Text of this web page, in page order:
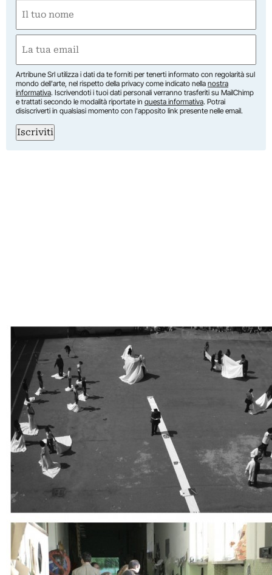
(Obbligatorio)
Nome
(Obbligatorio)
Artribune Srl utilizza i dati da te forniti per tenerti informato con regolarità sul
mondo dell'arte, nel rispetto della privacy come indicato nella nostra
informativa. Iscrivendoti i tuoi dati personali verranno trasferiti su MailChimp
e trattati secondo le modalità riportate in questa informativa. Potrai
disiscriverti in qualsiasi momento con l'apposito link presente nelle email.
Iscriviti